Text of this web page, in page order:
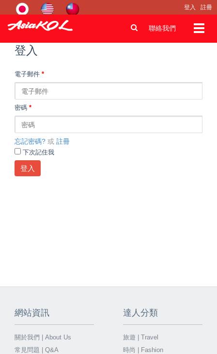
登入 註冊
聯絡我們
登入
電子郵件 *
密碼 *
忘記密碼? 或 註冊
下次記住我
登入
網站資訊
關於我們 | About Us
常見問題 | Q&A
達人分類
旅遊 | Travel
時尚 | Fashion